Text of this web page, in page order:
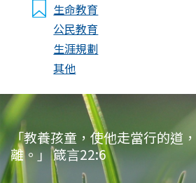
生命教育
公民教育
生涯規劃
其他
「教養孩童，使他走當行的道
離。」 箴言22:6